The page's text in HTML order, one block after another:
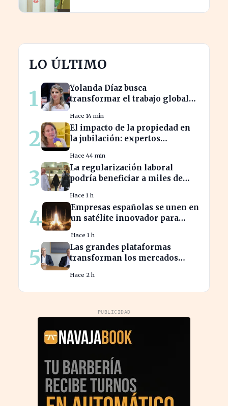
LO ÚLTIMO
1
Yolanda Díaz busca
transformar el trabajo global
laborales
Hace 14 min
2
El impacto de la propiedad en
la jubilación: expertos
tras los 40
Hace 44 min
3
La regularización laboral
podría beneficiar a miles de
año.
Hace 1 h
4
Empresas españolas se unen en
un satélite innovador para
europeas
Hace 1 h
5
Las grandes plataformas
transforman los mercados
competencia
Hace 2 h
PUBLICIDAD